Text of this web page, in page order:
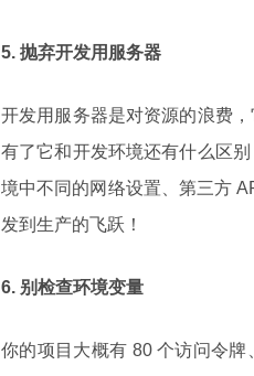
5. 抛弃开发用服务器
开发用服务器是对资源的浪费
有了它和开发环境还有什么区
境中不同的网络设置、第三方
发到生产的飞跃！
6. 别检查环境变量
你的项目大概有 80 个访问令